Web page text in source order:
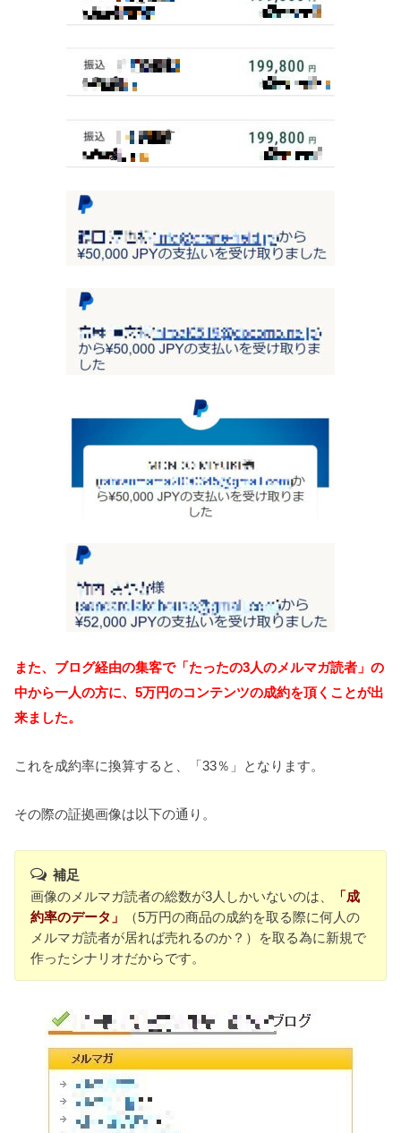
また、ブログ経由の集客で「たったの3人のメルマガ読者」の
中から一人の方に、5万円のコンテンツの成約を頂くことが出
来ました。
これを成約率に換算すると、「33％」となります。
その際の証拠画像は以下の通り。
補足
画像のメルマガ読者の総数が3人しかいないのは、
「成
約率のデータ」
（5万円の商品の成約を取る際に何人の
メルマガ読者が居れば売れるのか？）を取る為に新規で
作ったシナリオだからです。